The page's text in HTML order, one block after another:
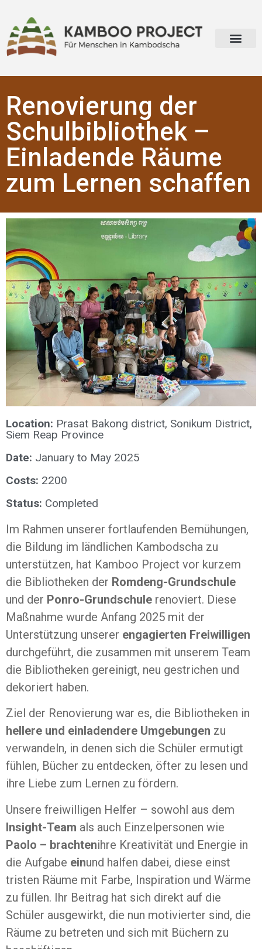
Renovierung der
Schulbibliothek –
Einladende Räume
zum Lernen schaffen
Location: Prasat Bakong district, Sonikum District,
Siem Reap Province
Date: January to May 2025
Costs: 2200
Status: Completed
Im Rahmen unserer fortlaufenden Bemühungen,
die Bildung im ländlichen Kambodscha zu
unterstützen, hat Kamboo Project vor kurzem
die Bibliotheken der Romdeng-Grundschule
und der Ponro-Grundschule renoviert. Diese
Maßnahme wurde Anfang 2025 mit der
Unterstützung unserer engagierten Freiwilligen
durchgeführt, die zusammen mit unserem Team
die Bibliotheken gereinigt, neu gestrichen und
dekoriert haben.
Ziel der Renovierung war es, die Bibliotheken in
hellere und einladendere Umgebungen zu
verwandeln, in denen sich die Schüler ermutigt
fühlen, Bücher zu entdecken, öfter zu lesen und
ihre Liebe zum Lernen zu fördern.
Unsere freiwilligen Helfer – sowohl aus dem
Insight-Team als auch Einzelpersonen wie
Paolo – brachtenihre Kreativität und Energie in
die Aufgabe einund halfen dabei, diese einst
tristen Räume mit Farbe, Inspiration und Wärme
zu füllen. Ihr Beitrag hat sich direkt auf die
Schüler ausgewirkt, die nun motivierter sind, die
Räume zu betreten und sich mit Büchern zu